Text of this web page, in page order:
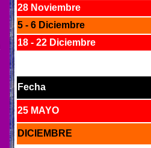
28 Noviembre
5 - 6 Diciembre
18 - 22 Diciembre
Fecha
25 MAYO
DICIEMBRE